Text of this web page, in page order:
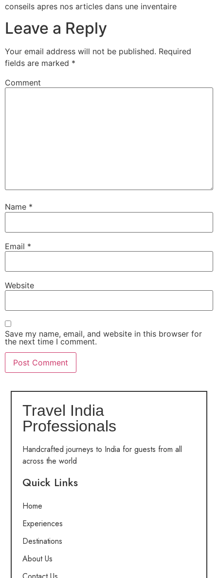
conseils apres nos articles dans une inventaire
Leave a Reply
Your email address will not be published. Required
fields are marked *
Comment
Name *
Email *
Website
Save my name, email, and website in this browser for
the next time I comment.
Travel India
Professionals
Handcrafted journeys to India for guests from all
across the world
Quick Links
Home
Experiences
Destinations
About Us